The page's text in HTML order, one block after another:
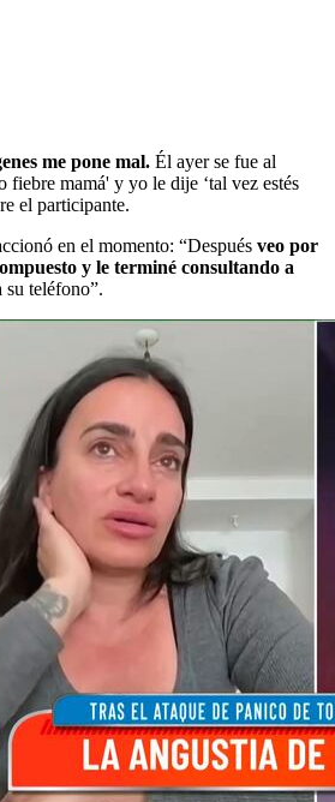
me pone mal. Él ayer se fue al
fiebre mamá' y yo le dije ‘tal vez estés
el participante.
en el momento: “Después veo por
y le terminé consultando a
su teléfono”.